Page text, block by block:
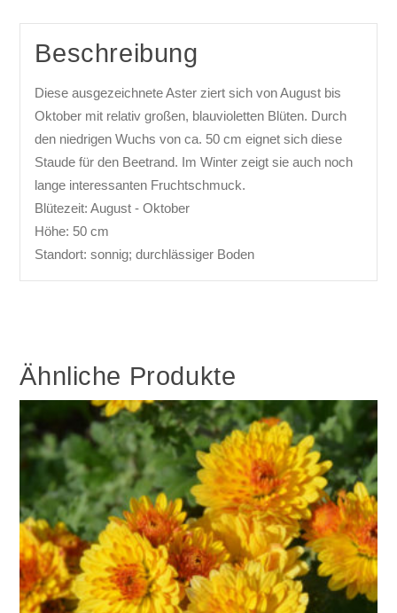
Beschreibung
Diese ausgezeichnete Aster ziert sich von August bis
Oktober mit relativ großen, blauvioletten Blüten. Durch
den niedrigen Wuchs von ca. 50 cm eignet sich diese
Staude für den Beetrand. Im Winter zeigt sie auch noch
lange interessanten Fruchtschmuck.
Blütezeit: August - Oktober
Höhe: 50 cm
Standort: sonnig; durchlässiger Boden
Ähnliche Produkte